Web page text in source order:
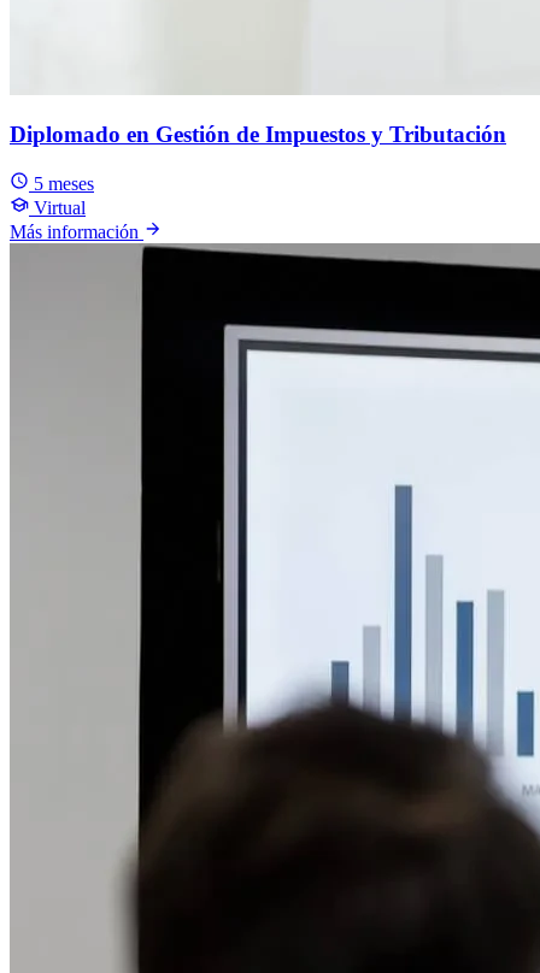
Diplomado en Gestión de Impuestos y Tributación
5 meses
Virtual
Más información